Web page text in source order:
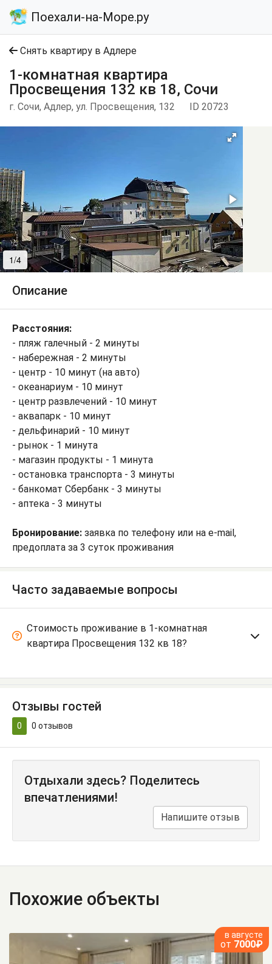
Поехали-на-Море.ру
Снять квартиру в Адлере
1-комнатная квартира
Просвещения 132 кв 18, Сочи
г. Сочи, Адлер, ул. Просвещения, 132 ID 20723
1/4
Описание
Расстояния:
- пляж галечный - 2 минуты
- набережная - 2 минуты
- центр - 10 минут (на авто)
- океанариум - 10 минут
- центр развлечений - 10 минут
- аквапарк - 10 минут
- дельфинарий - 10 минут
- рынок - 1 минута
- магазин продукты - 1 минута
- остановка транспорта - 3 минуты
- банкомат Сбербанк - 3 минуты
- аптека - 3 минуты
Бронирование: заявка по телефону или на e-mail,
предоплата за 3 суток проживания
Часто задаваемые вопросы
Стоимость проживание в 1-комнатная
квартира Просвещения 132 кв 18?
Отзывы гостей
0 0 отзывов
Отдыхали здесь? Поделитесь
впечатлениями!
Напишите отзыв
Похожие объекты
в августе
от 7000₽